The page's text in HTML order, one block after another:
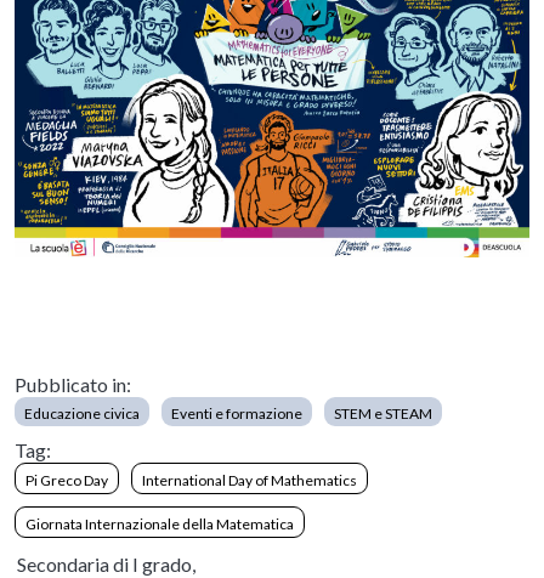
Pubblicato in:
Educazione civica Eventi e formazione STEM e STEAM
Tag:
Pi Greco Day International Day of Mathematics
Giornata Internazionale della Matematica
Secondaria di I grado,